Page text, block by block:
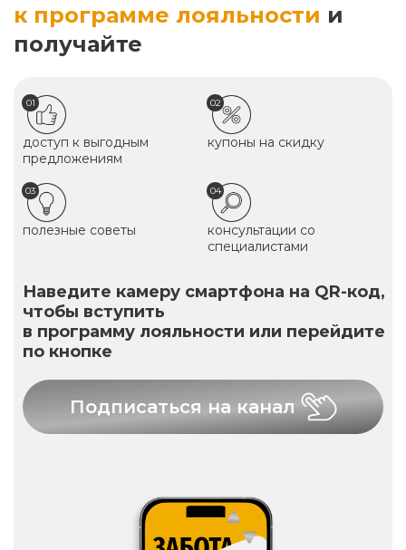
к программе лояльности и
получайте
01
доступ к выгодным
предложениям
02
купоны на скидку
03
полезные советы
04
консультации со
специалистами
Наведите камеру смартфона на QR-код,
чтобы вступить
в программу лояльности или перейдите
по кнопке
Подписаться на канал